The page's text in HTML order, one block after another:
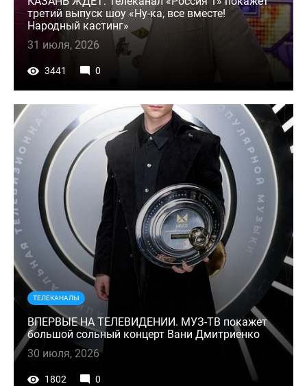
третий выпуск шоу «Ну-ка, все вместе!
Народный кастинг»
31 июля, 2026
3441 0
ТЕЛЕКАНАЛЫ
ВПЕРВЫЕ НА ТЕЛЕВИДЕНИИ. МУЗ-ТВ покажет
большой сольный концерт Вани Дмитриенко
30 июля, 2026
1802 0